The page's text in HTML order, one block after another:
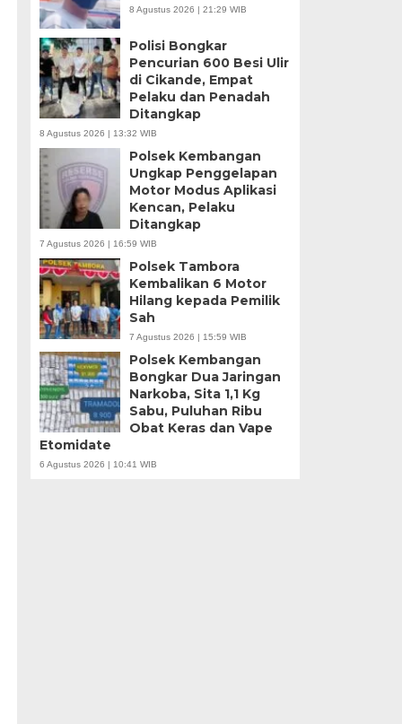
8 Agustus 2026 | 21:29 WIB
Polisi Bongkar
Pencurian 600 Besi Ulir
di Cikande, Empat
Pelaku dan Penadah
Ditangkap
8 Agustus 2026 | 13:32 WIB
Polsek Kembangan
Ungkap Penggelapan
Motor Modus Aplikasi
Kencan, Pelaku
Ditangkap
7 Agustus 2026 | 16:59 WIB
Polsek Tambora
Kembalikan 6 Motor
Hilang kepada Pemilik
Sah
7 Agustus 2026 | 15:59 WIB
Polsek Kembangan
Bongkar Dua Jaringan
Narkoba, Sita 1,1 Kg
Sabu, Puluhan Ribu
Obat Keras dan Vape
Etomidate
6 Agustus 2026 | 10:41 WIB